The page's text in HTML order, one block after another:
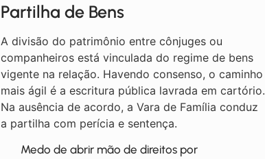
Partilha de Bens
A divisão do patrimônio entre cônjuges ou
companheiros está vinculada do regime de bens
vigente na relação. Havendo consenso, o caminho
mais ágil é a escritura pública lavrada em cartório.
Na ausência de acordo, a Vara de Família conduz
a partilha com perícia e sentença.
Medo de abrir mão de direitos por